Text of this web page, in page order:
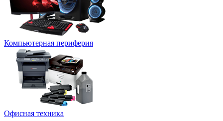
Компьютерная периферия
Офисная техника